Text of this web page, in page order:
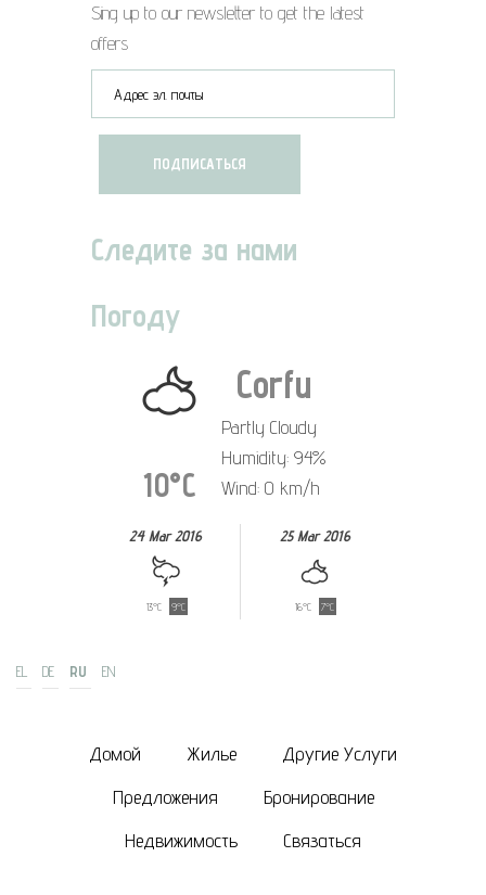
Sing up to our newsletter to get the latest
offers
Следите за нами
Погоду
10°C
Corfu
Partly Cloudy
Humidity: 94%
Wind: 0 km/h
24 Mar 2016
13°C 9°C
25 Mar 2016
16°C 7°C
EL DE RU EN
Домой Жилье
Другие Услуги
Предложения
Бронирование
Недвижимость
Связаться